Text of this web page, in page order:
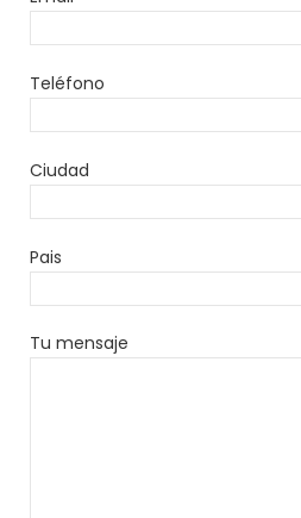
Teléfono
Ciudad
Pais
Tu mensaje